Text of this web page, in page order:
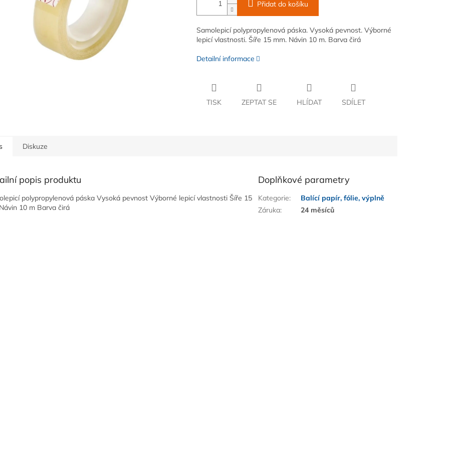
Přidat do košíku
Samolepicí polypropylenová páska. Vysoká pevnost. Výborné
lepicí vlastnosti. Šíře 15 mm. Návin 10 m. Barva čirá
Detailní informace
TISK ZEPTAT SE HLÍDAT SDÍLET
Diskuze
popis produktu
polypropylenová páska Vysoká pevnost Výborné lepicí vlastnosti Šíře 15
10 m Barva čirá
Doplňkové parametry
Kategorie:
Balící papír, fólie, výplně
Záruka: 24 měsíců